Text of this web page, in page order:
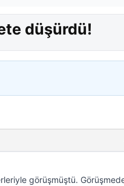
düşürdü!
görüşmüştü.